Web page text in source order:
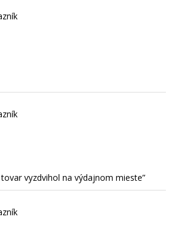
vyzdvihol na výdajnom mieste